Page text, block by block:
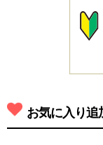
お気に入り追